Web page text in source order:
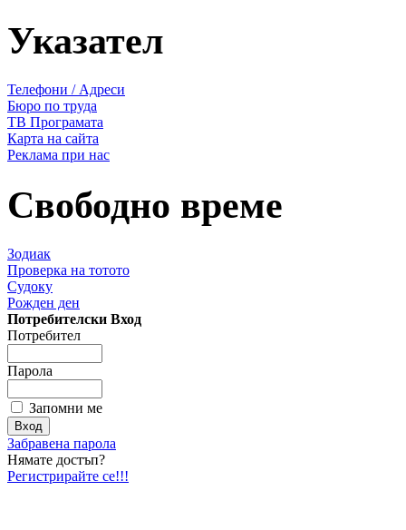
Указател
Телефони / Адреси
Бюро по труда
ТВ Програмата
Карта на сайта
Реклама при нас
Свободно време
Зодиак
Проверка на тотото
Судоку
Рожден ден
Потребителски Вход
Потребител
Парола
Запомни ме
Забравена парола
Нямате достъп?
Регистрирайте се!!!